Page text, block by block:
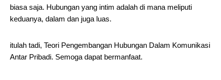
biasa saja. Hubungan yang intim adalah di mana meliputi
keduanya, dalam dan juga luas.
itulah tadi, Teori Pengembangan Hubungan Dalam Komunikasi
Antar Pribadi. Semoga dapat bermanfaat.